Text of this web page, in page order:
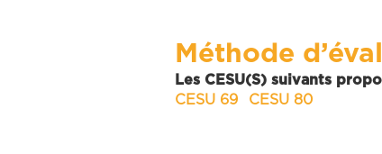
Méthode
Les CESU(S) suivants
CESU 69
CESU 80